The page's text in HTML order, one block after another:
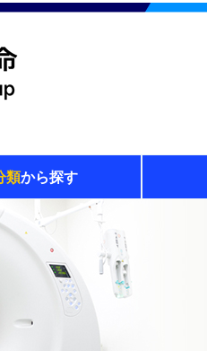
類から探す